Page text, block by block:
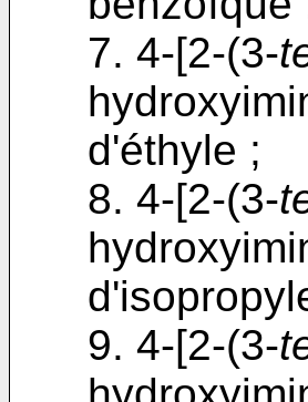
7. 4-[2-(3-
d'éthyle ;
8. 4-[2-(3-
9. 4-[2-(3-